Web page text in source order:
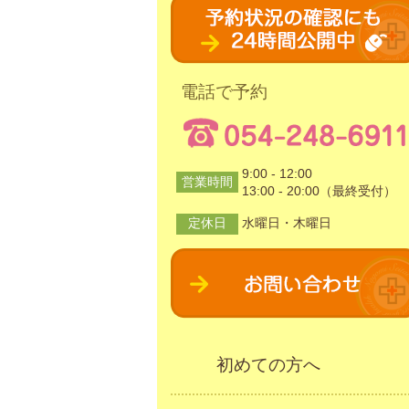
電話で予約
営業時間
9:00 - 12:00
13:00 - 20:00（最終受付）
定休日 水曜日・木曜日
初めての方へ